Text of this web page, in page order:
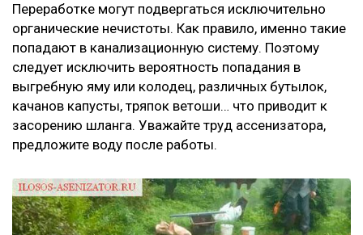
Переработке могут подвергаться исключительно
органические нечистоты. Как правило, именно такие
попадают в канализационную систему. Поэтому
следует исключить вероятность попадания в
выгребную яму или колодец, различных бутылок,
качанов капусты, тряпок ветоши… что приводит к
засорению шланга. Уважайте труд ассенизатора,
предложите воду после работы.